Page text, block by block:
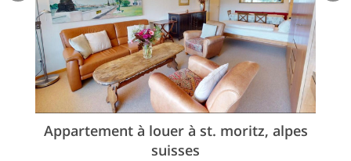
Appartement à louer à st. moritz, alpes
suisses